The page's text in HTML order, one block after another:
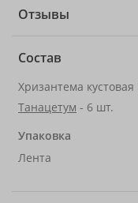
Отзывы
Состав
Хризантема
Танацетум - 6 шт.
Упаковка
Лента